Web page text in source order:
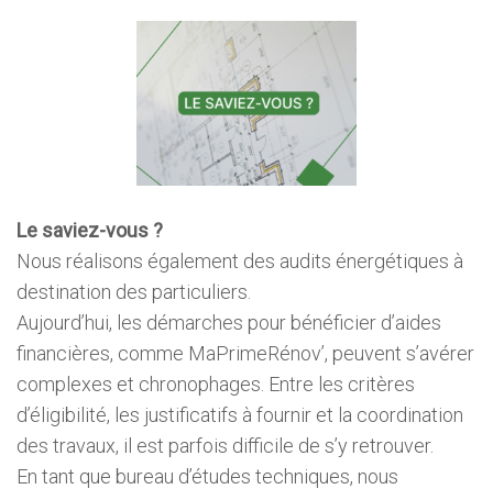
Le saviez-vous ?
Nous réalisons également des audits énergétiques à
destination des particuliers.
Aujourd’hui, les démarches pour bénéficier d’aides
financières, comme MaPrimeRénov’, peuvent s’avérer
complexes et chronophages. Entre les critères
d’éligibilité, les justificatifs à fournir et la coordination
des travaux, il est parfois difficile de s’y retrouver.
En tant que bureau d’études techniques, nous